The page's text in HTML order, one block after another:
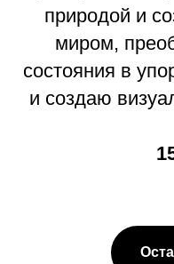
природой и
миром,
состояния в
и создаю